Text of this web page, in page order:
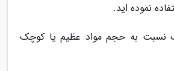
نموده اید.
نسبت به حجم مواد عظیم یا کوچک